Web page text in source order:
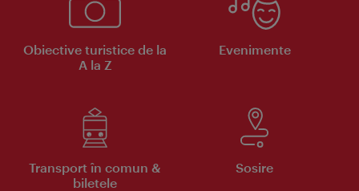
Obiective turistice de la
A la Z
Evenimente
Transport în comun &
biletele
Sosire